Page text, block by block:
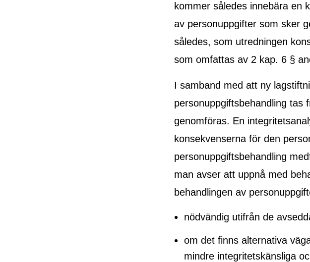
kommer således innebära en
av personuppgifter som sker
således, som utredningen
som omfattas av 2 kap. 6 §
I samband med att ny
personuppgiftsbehandling tas
genomföras. En
konsekvenserna för den
personuppgiftsbehandling
man avser att uppnå med
behandlingen av
nödvändig utifrån de
om det finns alternativa
mindre integritetskänsliga